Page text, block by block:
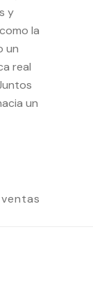
y
la
un
real
un
ventas